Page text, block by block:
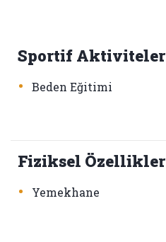
Sportif Aktiviteler
• Beden Eğitimi
Fiziksel Özellikler
• Yemekhane